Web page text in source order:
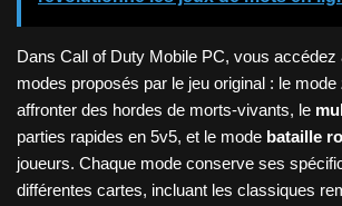
Dans Call of Duty Mobile PC, vous accédez
modes proposés par le jeu original : le mode
affronter des hordes de morts-vivants, le
parties rapides en 5v5, et le mode bataille
joueurs. Chaque mode conserve ses
différentes cartes, incluant les classiques